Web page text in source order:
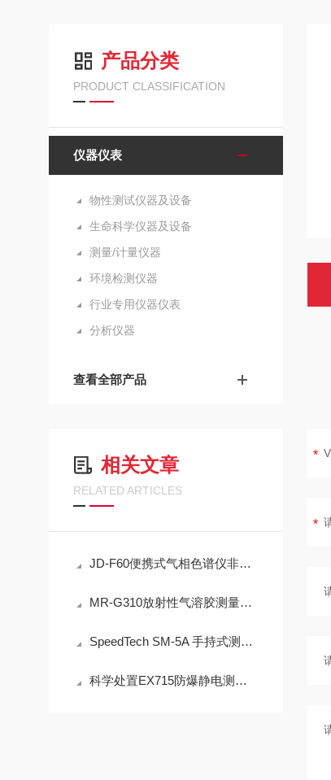
产品分类
PRODUCT CLASSIFICATION
仪器仪表
物性测试仪器及设备
生命科学仪器及设备
测量/计量仪器
环境检测仪器
行业专用仪器仪表
分析仪器
查看全部产品
相关文章
RELATED ARTICLES
JD-F60便携式气相色谱仪非甲烷总烃现场快速检测技术方案
MR-G310放射性气溶胶测量仪：IP65防护与-40℃~+50℃宽温工作能力
SpeedTech SM-5A 手持式测深仪声学测量原理与性能分析
科学处置EX715防爆静电测试仪故障可有效保障检测工作正常开展